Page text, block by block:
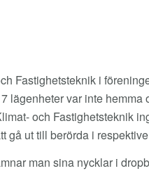
Fastighetsteknik i
lägenheter var inte
och Fastighetsteknik
gå ut till berörda i
man sina nycklar i